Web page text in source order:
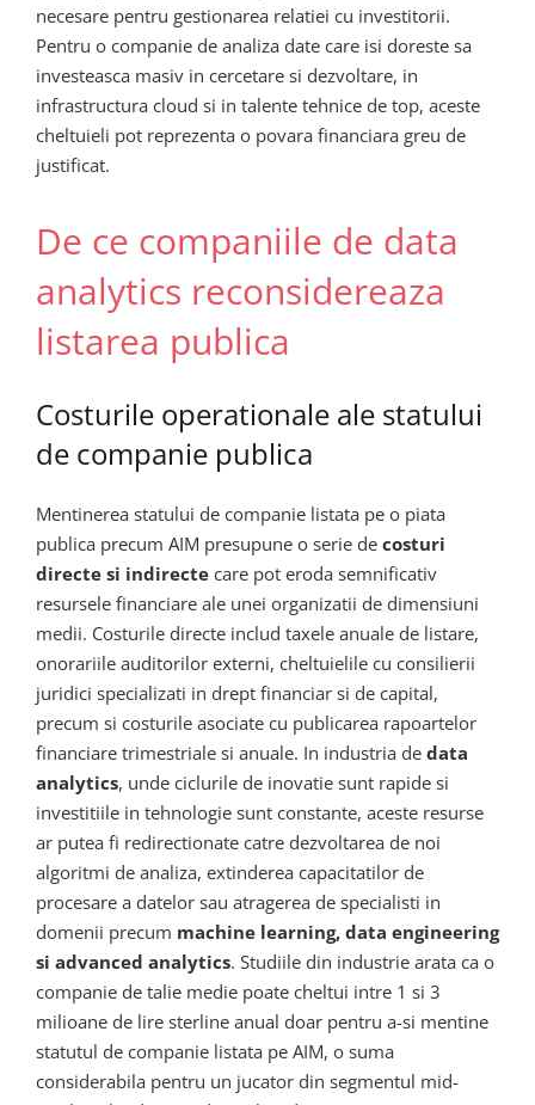
necesare pentru gestionarea relatiei cu investitorii.
Pentru o companie de analiza date care isi doreste sa
investeasca masiv in cercetare si dezvoltare, in
infrastructura cloud si in talente tehnice de top, aceste
cheltuieli pot reprezenta o povara financiara greu de
justificat.
De ce companiile de data
analytics reconsidereaza
listarea publica
Costurile operationale ale statului
de companie publica
Mentinerea statului de companie listata pe o piata
publica precum AIM presupune o serie de costuri
directe si indirecte care pot eroda semnificativ
resursele financiare ale unei organizatii de dimensiuni
medii. Costurile directe includ taxele anuale de listare,
onorariile auditorilor externi, cheltuielile cu consilierii
juridici specializati in drept financiar si de capital,
precum si costurile asociate cu publicarea rapoartelor
financiare trimestriale si anuale. In industria de data
analytics, unde ciclurile de inovatie sunt rapide si
investitiile in tehnologie sunt constante, aceste resurse
ar putea fi redirectionate catre dezvoltarea de noi
algoritmi de analiza, extinderea capacitatilor de
procesare a datelor sau atragerea de specialisti in
domenii precum machine learning, data engineering
si advanced analytics. Studiile din industrie arata ca o
companie de talie medie poate cheltui intre 1 si 3
milioane de lire sterline anual doar pentru a-si mentine
statutul de companie listata pe AIM, o suma
considerabila pentru un jucator din segmentul mid-